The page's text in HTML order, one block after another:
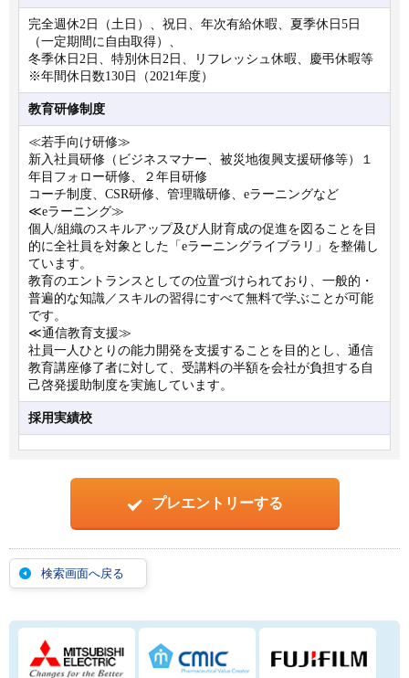
完全週休2日（土日）、祝日、年次有給休暇、夏季休日5日
（一定期間に自由取得）、
冬季休日2日、特別休日2日、リフレッシュ休暇、慶弔休暇等
※年間休日数130日（2021年度）
教育研修制度
≪若手向け研修≫
新入社員研修（ビジネスマナー、被災地復興支援研修等）１
年目フォロー研修、２年目研修
コーチ制度、CSR研修、管理職研修、eラーニングなど
≪eラーニング≫
個人/組織のスキルアップ及び人財育成の促進を図ることを目
的に全社員を対象とした「eラーニングライブラリ」を整備し
ています。
教育のエントランスとしての位置づけられており、一般的・
普遍的な知識／スキルの習得にすべて無料で学ぶことが可能
です。
≪通信教育支援≫
社員一人ひとりの能力開発を支援することを目的とし、通信
教育講座修了者に対して、受講料の半額を会社が負担する自
己啓発援助制度を実施しています。
採用実績校
プレエントリーする
検索画面へ戻る